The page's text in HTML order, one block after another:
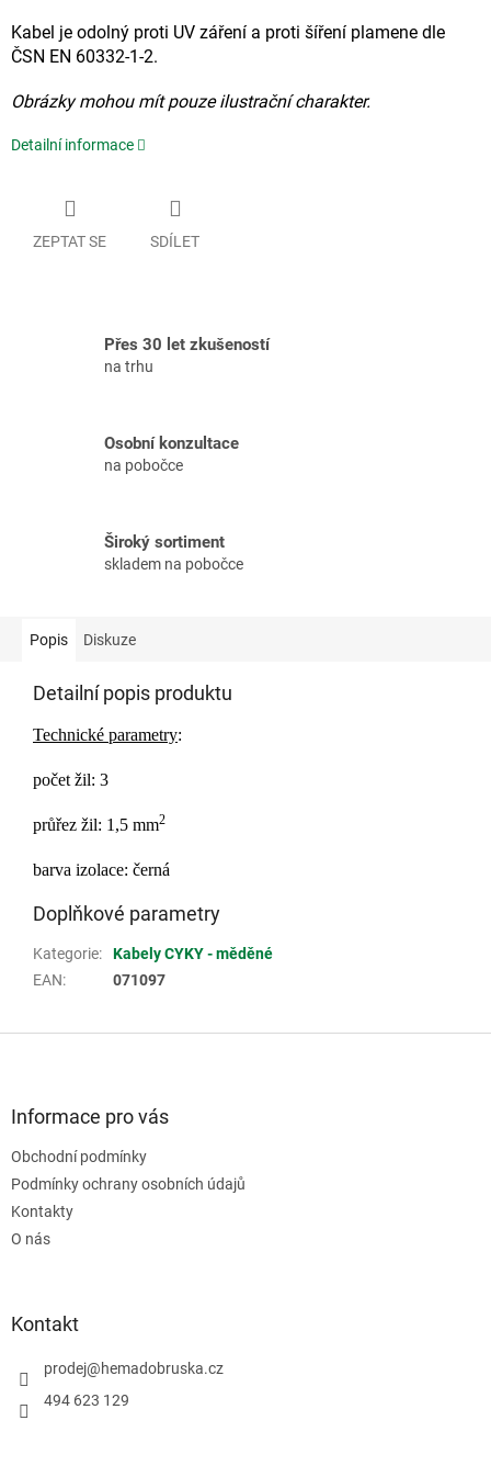
Kabel je odolný proti UV záření a proti šíření plamene dle
ČSN EN 60332-1-2.
Obrázky mohou mít pouze ilustrační charakter.
Detailní informace
ZEPTAT SE SDÍLET
Přes 30 let zkušeností
na trhu
Osobní konzultace
na pobočce
Široký sortiment
skladem na pobočce
Popis Diskuze
Detailní popis produktu
Technické parametry:
počet žil: 3
průřez žil: 1,5 mm2
barva izolace: černá
Doplňkové parametry
Kategorie:
Kabely CYKY - měděné
EAN: 071097
Informace pro vás
Obchodní podmínky
Podmínky ochrany osobních údajů
Kontakty
O nás
Kontakt
prodej@hemadobruska.cz
494 623 129